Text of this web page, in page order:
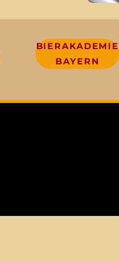
BIERAKADEMIE
BAYERN